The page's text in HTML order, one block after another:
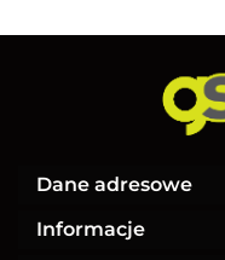
Dane adresowe
Informacje